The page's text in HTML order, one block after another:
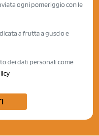
ogni pomeriggio con le
a frutta a guscio e
dei dati personali come